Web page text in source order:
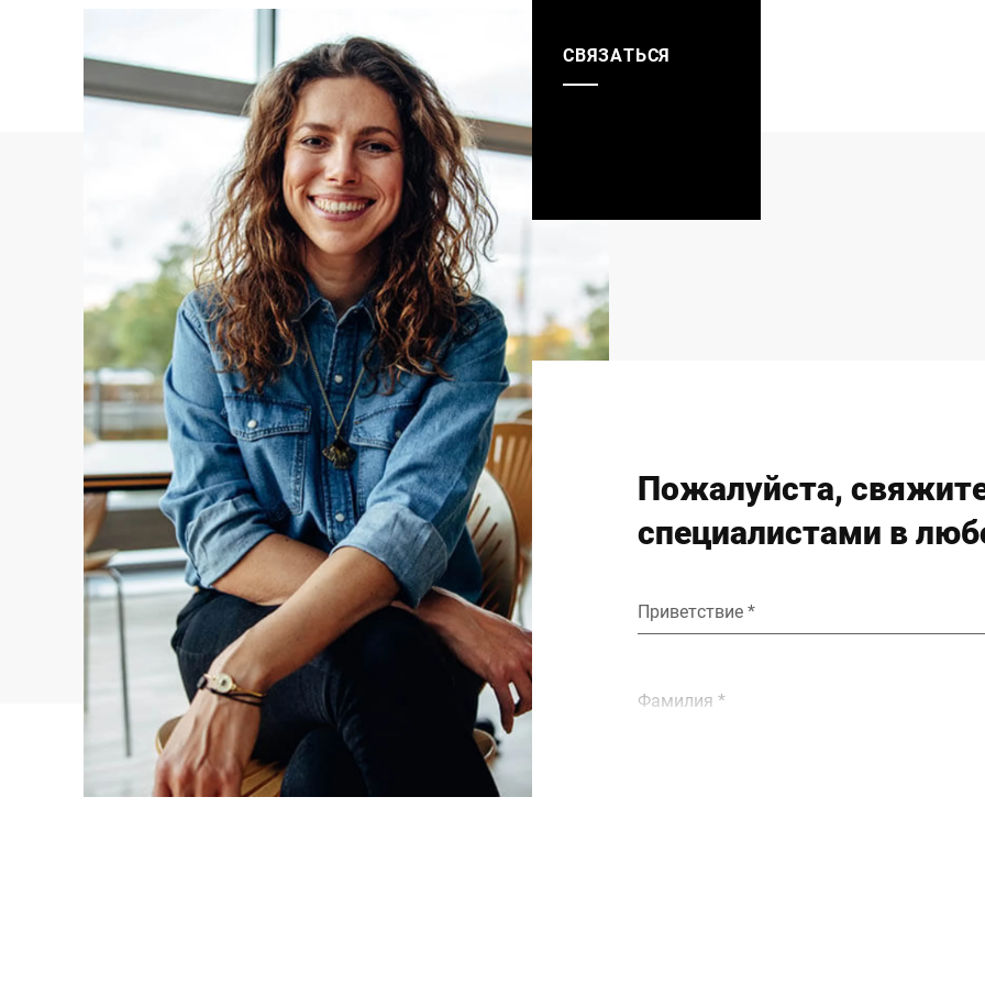
Выполнение требований законодательства касательно обработки и отслеживания данных о
Распечатка данных о происхождении продукта на этикетке или чеке
Отчет на основе данных о происхождении продуктаСВЯЗАТЬСЯ
Пожалуйста,
специалистами в
Приветствие *
Фамилия *